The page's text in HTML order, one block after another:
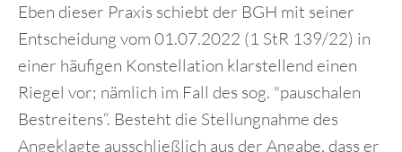
Eben dieser Praxis schiebt der BGH mit seiner
Entscheidung vom 01.07.2022 (1 StR 139/22) in
einer häufigen Konstellation klarstellend einen
Riegel vor; nämlich im Fall des sog. "pauschalen
Bestreitens“. Besteht die Stellungnahme des
Angeklagte ausschließlich aus der Angabe, dass er